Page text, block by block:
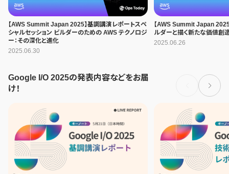
【AWS Summit Japan 2025】基調講演レポートスペ
シャルセッション ビルダーのための AWS テクノロジ
ー：その深化と進化
2025.06.30
【AWS Summit Japan
ルダーと描く新たな価値創
2025.06.26
Google I/O 2025の発表内容などをお届
け！